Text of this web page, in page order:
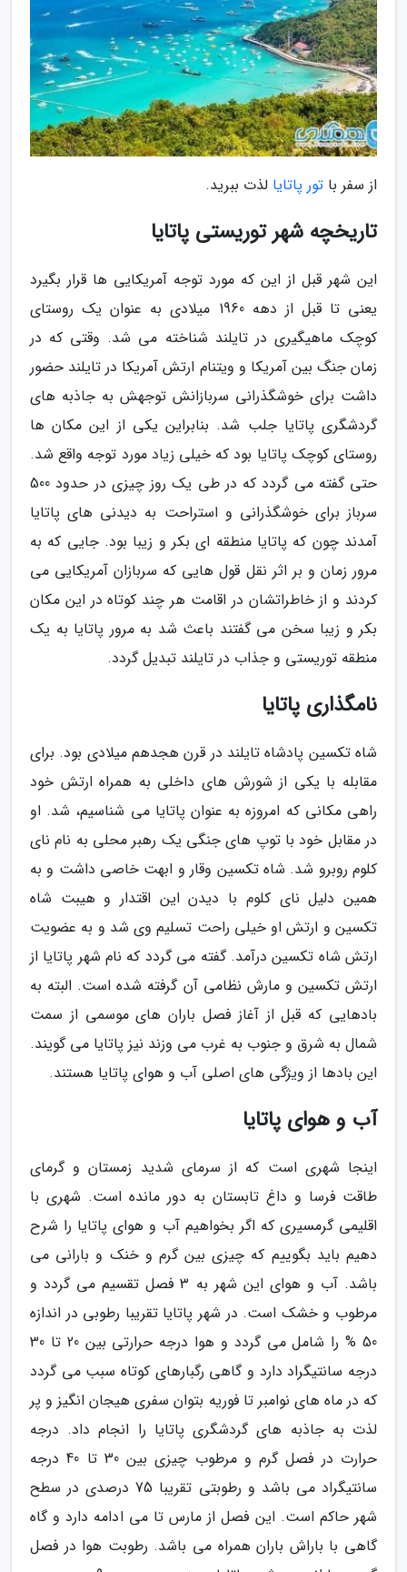
از سفر با تور پاتایا لذت ببرید.
تاریخچه شهر توریستی پاتایا
این شهر قبل از این که مورد توجه آمریکایی ها قرار بگیرد
یعنی تا قبل از دهه 1960 میلادی به عنوان یک روستای
کوچک ماهیگیری در تایلند شناخته می شد. وقتی که در
زمان جنگ بین آمریکا و ویتنام ارتش آمریکا در تایلند حضور
داشت برای خوشگذرانی سربازانش توجهش به جاذبه های
گردشگری پاتایا جلب شد. بنابراین یکی از این مکان ها
روستای کوچک پاتایا بود که خیلی زیاد مورد توجه واقع شد.
حتی گفته می گردد که در طی یک روز چیزی در حدود 500
سرباز برای خوشگذرانی و استراحت به دیدنی های پاتایا
آمدند چون که پاتایا منطقه ای بکر و زیبا بود. جایی که به
مرور زمان و بر اثر نقل قول هایی که سربازان آمریکایی می
کردند و از خاطراتشان در اقامت هر چند کوتاه در این مکان
بکر و زیبا سخن می گفتند باعث شد به مرور پاتایا به یک
منطقه توریستی و جذاب در تایلند تبدیل گردد.
نامگذاری پاتایا
شاه تکسین پادشاه تایلند در قرن هجدهم میلادی بود. برای
مقابله با یکی از شورش های داخلی به همراه ارتش خود
راهی مکانی که امروزه به عنوان پاتایا می شناسیم، شد. او
در مقابل خود با توپ های جنگی یک رهبر محلی به نام نای
کلوم روبرو شد. شاه تکسین وقار و ابهت خاصی داشت و به
همین دلیل نای کلوم با دیدن این اقتدار و هیبت شاه
تکسین و ارتش او خیلی راحت تسلیم وی شد و به عضویت
ارتش شاه تکسین درآمد. گفته می گردد که نام شهر پاتایا از
ارتش تکسین و مارش نظامی آن گرفته شده است. البته به
بادهایی که قبل از آغاز فصل باران های موسمی از سمت
شمال به شرق و جنوب به غرب می وزند نیز پاتایا می گویند.
این بادها از ویژگی های اصلی آب و هوای پاتایا هستند.
آب و هوای پاتایا
اینجا شهری است که از سرمای شدید زمستان و گرمای
طاقت فرسا و داغ تابستان به دور مانده است. شهری با
اقلیمی گرمسیری که اگر بخواهیم آب و هوای پاتایا را شرح
دهیم باید بگوییم که چیزی بین گرم و خنک و بارانی می
باشد. آب و هوای این شهر به 3 فصل تقسیم می گردد و
مرطوب و خشک است. در شهر پاتایا تقریبا رطوبی در اندازه
50 % را شامل می گردد و هوا درجه حرارتی بین 20 تا 30
درجه سانتیگراد دارد و گاهی رگبارهای کوتاه سبب می گردد
که در ماه های نوامبر تا فوریه بتوان سفری هیجان انگیز و پر
لذت به جاذبه های گردشگری پاتایا را انجام داد. درجه
حرارت در فصل گرم و مرطوب چیزی بین 30 تا 40 درجه
سانتیگراد می باشد و رطوبتی تقریبا 75 درصدی در سطح
شهر حاکم است. این فصل از مارس تا می ادامه دارد و گاه
گاهی با باراش باران همراه می باشد. رطوبت هوا در فصل